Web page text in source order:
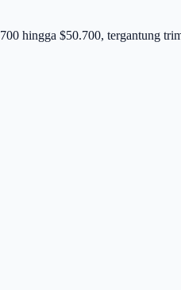
hingga $50.700, tergantung